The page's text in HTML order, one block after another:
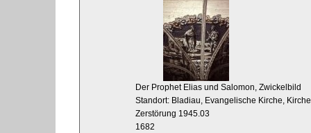
Der Prophet Elias und Salomon, Zwickelbild
Standort: Bladiau, Evangelische Kirche,
Zerstörung 1945.03
1682